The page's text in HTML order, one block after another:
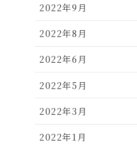
2022年9月
2022年8月
2022年6月
2022年5月
2022年3月
2022年1月